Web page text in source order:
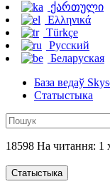
ქართული
Ελληνικά
Türkçe
Русский
Беларуская
База ведаў
Статыстыка
18598 На читання: 1
Статыстыка